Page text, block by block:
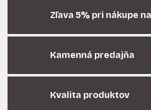
i
p
v
v
Zľava 5% pri nákupe
Kamenná predajňa
Kvalita produktov